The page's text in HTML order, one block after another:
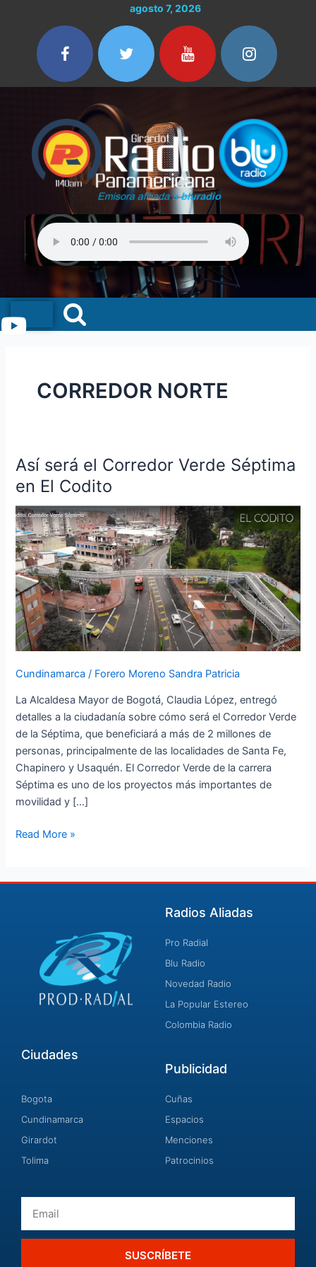
contenido
agosto 7, 2026
Menu
CORREDOR NORTE
Así será el Corredor Verde Séptima
en El Codito
Cundinamarca / Forero Moreno Sandra Patricia
La Alcaldesa Mayor de Bogotá, Claudia López, entregó
detalles a la ciudadanía sobre cómo será el Corredor Verde
de la Séptima, que beneficiará a más de 2 millones de
personas, principalmente de las localidades de Santa Fe,
Chapinero y Usaquén. El Corredor Verde de la carrera
Séptima es uno de los proyectos más importantes de
movilidad y […]
Así
el
Corredor
Verde
Séptima
en
El
Codito
Read More »
Radios Aliadas
Pro Radial
Blu Radio
Novedad Radio
La Popular Estereo
Colombia Radio
Ciudades
Bogota
Cundinamarca
Girardot
Tolima
Publicidad
Cuñas
Espacios
Menciones
Patrocinios
SUSCRÍBETE